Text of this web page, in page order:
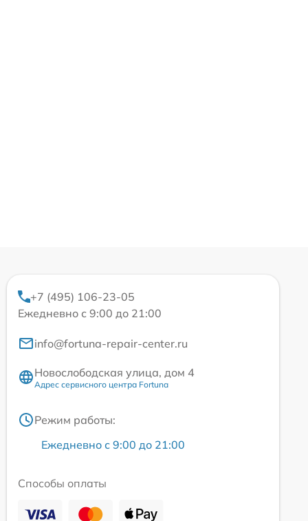
+7 (495) 106-23-05
Ежедневно с 9:00 до 21:00
info@fortuna-repair-center.ru
Новослободская улица, дом 4
Адрес сервисного центра Fortuna
Режим работы:
Ежедневно с 9:00 до 21:00
Способы оплаты